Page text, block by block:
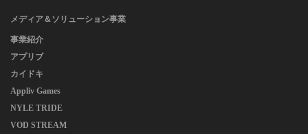
メディア＆ソリューション事業
事業紹介
アプリブ
カイドキ
Appliv Games
NYLE TRIDE
VOD STREAM